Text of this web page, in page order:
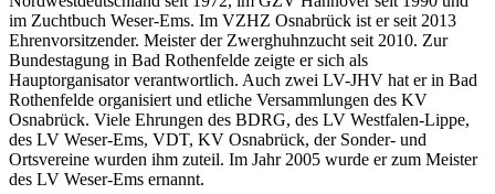
im Zuchtbuch Weser-Ems. Im VZHZ Osnabrück ist er seit 2013
Ehrenvorsitzender. Meister der Zwerghuhnzucht seit 2010. Zur
Bundestagung in Bad Rothenfelde zeigte er sich als
Hauptorganisator verantwortlich. Auch zwei LV-JHV hat er in Bad
Rothenfelde organisiert und etliche Versammlungen des KV
Osnabrück. Viele Ehrungen des BDRG, des LV Westfalen-Lippe,
des LV Weser-Ems, VDT, KV Osnabrück, der Sonder- und
Ortsvereine wurden ihm zuteil. Im Jahr 2005 wurde er zum Meister
des LV Weser-­Ems ernannt.